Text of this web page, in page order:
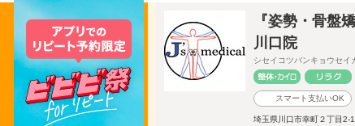
『姿勢・骨盤
川口院
シセイコツバンキョウセ
スマート支払いOK
埼玉県川口市幸町２丁目2-